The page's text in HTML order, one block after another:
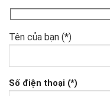
Tên của bạn (*)
Số điện thoại (*)